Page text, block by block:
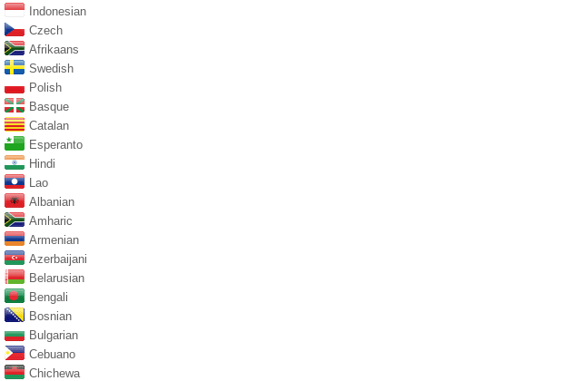
Indonesian
Czech
Afrikaans
Swedish
Polish
Basque
Catalan
Esperanto
Hindi
Lao
Albanian
Amharic
Armenian
Azerbaijani
Belarusian
Bengali
Bosnian
Bulgarian
Cebuano
Chichewa